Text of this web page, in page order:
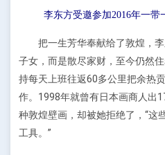
李东方受邀参加2016年一
把一生芳华奉献给了敦煌，
子女，而是散尽家财，至今仍然
持每天上班往返60多公里把余热
作。1998年就曾有日本画商人出
种敦煌壁画，却被她拒绝了，“这
工具。”